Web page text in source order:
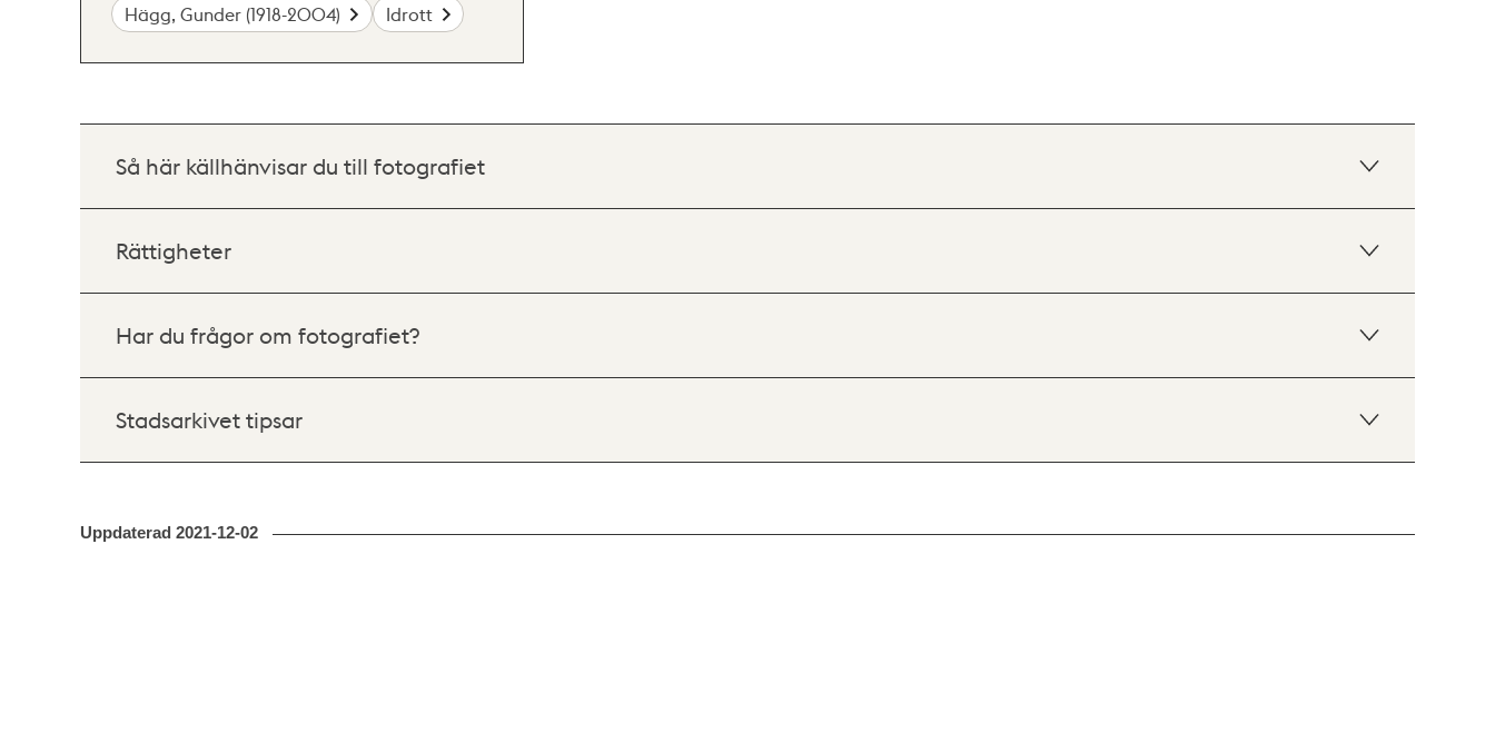
Hägg, Gunder (1918-2004)
Idrott
Så här källhänvisar du till fotografiet
Rättigheter
Har du frågor om fotografiet?
Stadsarkivet tipsar
Uppdaterad 2021-12-02